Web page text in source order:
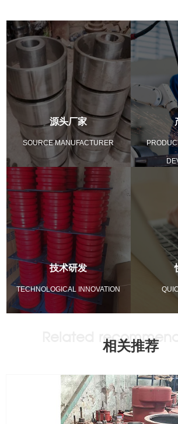
源头厂家
SOURCE MANUFACTURER
技术研发
TECHNOLOGICAL INNOVATION
相关推荐